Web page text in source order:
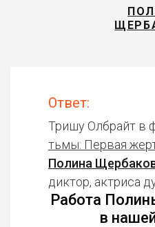
Ответ:
Тришу Олбрайт в
тьмы: Первая
Полина
диктор, актриса
Работа
в